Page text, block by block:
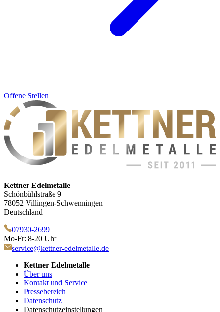
Offene Stellen
Kettner Edelmetalle
Schönbühlstraße 9
78052 Villingen-Schwenningen
Deutschland
07930-2699
Mo-Fr: 8-20 Uhr
service@kettner-edelmetalle.de
Kettner Edelmetalle
Über uns
Kontakt und Service
Pressebereich
Datenschutz
Datenschutzeinstellungen